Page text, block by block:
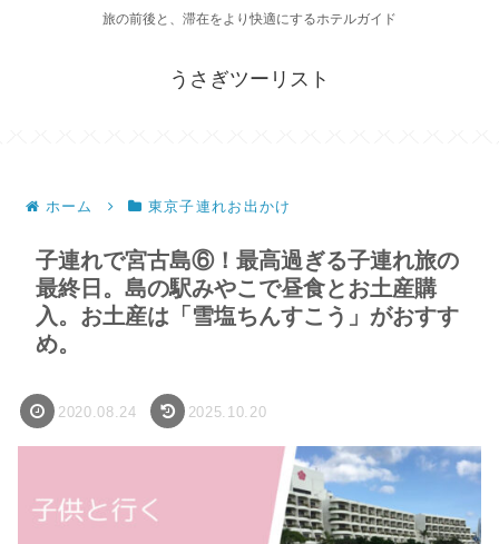
旅の前後と、滞在をより快適にするホテルガイド
うさぎツーリスト
ホーム 東京子連れお出かけ
子連れで宮古島⑥！最高過ぎる子連れ旅の
最終日。島の駅みやこで昼食とお土産購
入。お土産は「雪塩ちんすこう」がおすす
め。
2020.08.24 2025.10.20